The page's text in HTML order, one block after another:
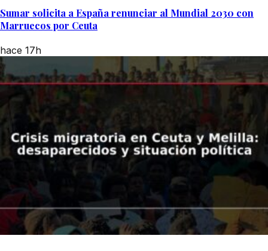
Sumar solicita a España renunciar al Mundial 2030 con
Marruecos por Ceuta
hace 17h